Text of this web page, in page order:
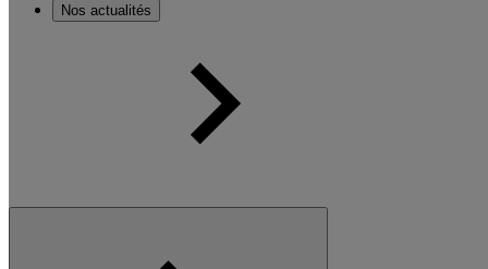
Nos actualités